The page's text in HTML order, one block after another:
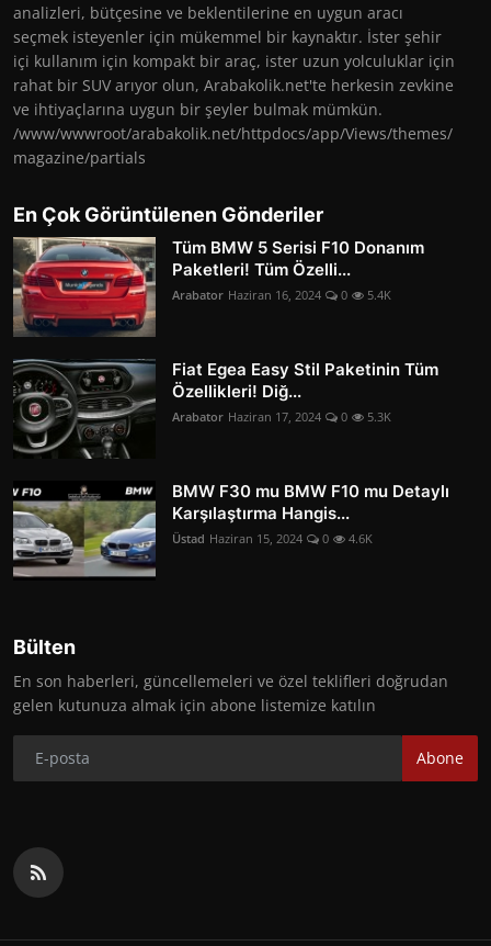
analizleri, bütçesine ve beklentilerine en uygun aracı
seçmek isteyenler için mükemmel bir kaynaktır. İster şehir
içi kullanım için kompakt bir araç, ister uzun yolculuklar için
rahat bir SUV arıyor olun, Arabakolik.net'te herkesin zevkine
ve ihtiyaçlarına uygun bir şeyler bulmak mümkün.
/www/wwwroot/arabakolik.net/httpdocs/app/Views/themes/
magazine/partials
En Çok Görüntülenen Gönderiler
Tüm BMW 5 Serisi F10 Donanım
Paketleri! Tüm Özelli...
Arabator Haziran 16, 2024 0 5.4K
Fiat Egea Easy Stil Paketinin Tüm
Özellikleri! Diğ...
Arabator Haziran 17, 2024 0 5.3K
BMW F30 mu BMW F10 mu Detaylı
Karşılaştırma Hangis...
Üstad Haziran 15, 2024 0 4.6K
Bülten
En son haberleri, güncellemeleri ve özel teklifleri doğrudan
gelen kutunuza almak için abone listemize katılın
Abone